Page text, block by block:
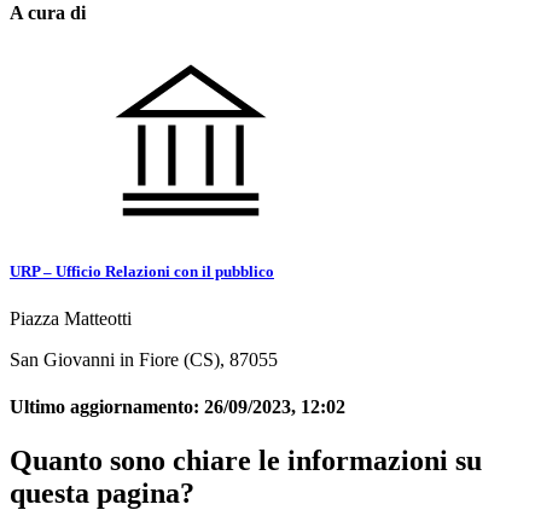
A cura di
URP – Ufficio Relazioni con il pubblico
Piazza Matteotti
San Giovanni in Fiore (CS), 87055
Ultimo aggiornamento: 26/09/2023, 12:02
Quanto sono chiare le informazioni su
questa pagina?